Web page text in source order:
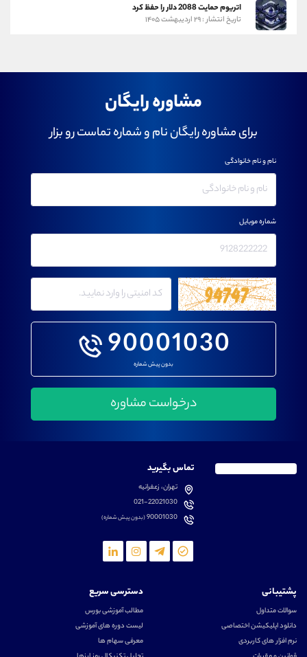
اتریوم حمایت 2088 دلار را حفظ کرد
تاریخ انتشار : ۲۹ اردیبهشت ۱۴۰۵
مشاوره رایگان
برای مشاوره رایگان نام و شماره تماست رو بزار
90001030
بدون پیش شماره
نام و نام خانوادگی
شماره موبایل
تماس بگیرید
تهران، زعفرانیه
021-22021030
90001030(بدون پیش شماره)
پشتیبانی
سوالات متداول
دانلود اپلیکیشن اختصاصی
نرم افزار های کاربردی
دسترسی سریع
مطالب آموزشی بورس
لیست دوره های آموزشی
معرفی سهام ها